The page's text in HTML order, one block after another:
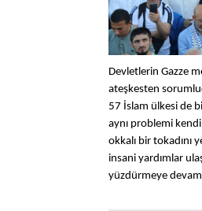
Devletlerin Gazze
ateşkesten
57 İslam ülkesi de
aynı problemi kendi
okkalı bir tokadını
insani yardımlar
yüzdürmeye